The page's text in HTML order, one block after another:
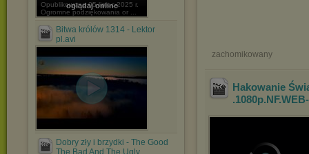
oglądaj online
Opublikowano 05 lipiec 2025 r.
Ogromne podziękowania or ...
Bitwa królów 1314 - Lektor
pl.avi
Dobry zły i brzydki - The Good
The Bad And The Ugly
zachomikowany
Hakowanie